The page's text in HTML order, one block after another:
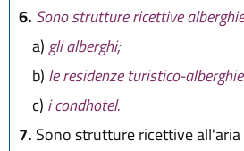
6. Sono strutture ricettive
a)gli alberghi;
b) le residenze turistico-
c) i condhotel.
7. Sono strutture ricettive all'aria